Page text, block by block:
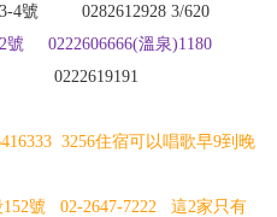
4號 0282612928 3/620
0222606666(溫泉)1180
0222619191
3256住宿可以唱歌早9到晚
號 02-2647-7222 這2家只有